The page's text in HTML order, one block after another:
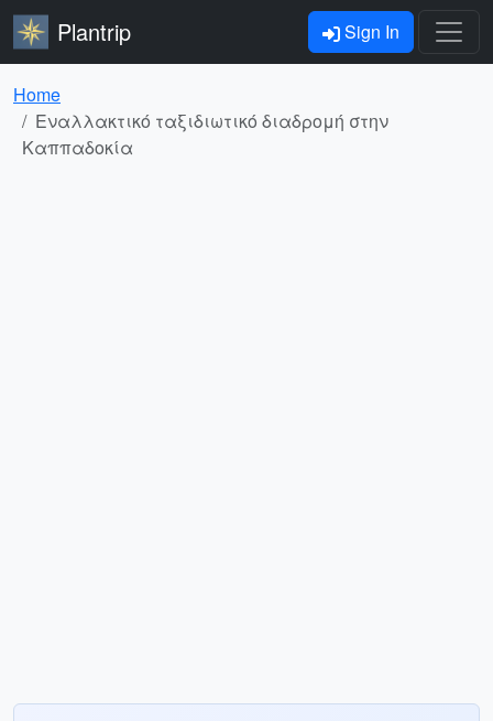
Plantrip Sign In
Home
Εναλλακτικό ταξιδιωτικό διαδρομή στην
Καππαδοκία